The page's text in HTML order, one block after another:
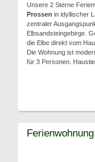
Unsere 2 Sterne
Prossen in idyllischer
zentraler
Elbsandsteingebirge.
die Elbe direkt vom
Die Wohnung ist
für 3 Personen.